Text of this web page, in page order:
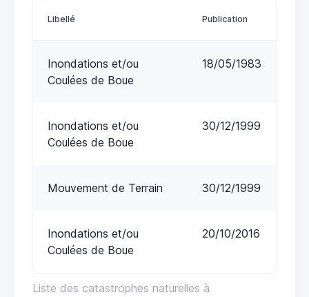
Liste des catastrophes naturelles à
Libellé Publication
Inondations et/ou
Coulées de Boue
18/05/1983
Inondations et/ou
Coulées de Boue
30/12/1999
Mouvement de Terrain 30/12/1999
Inondations et/ou
Coulées de Boue
20/10/2016